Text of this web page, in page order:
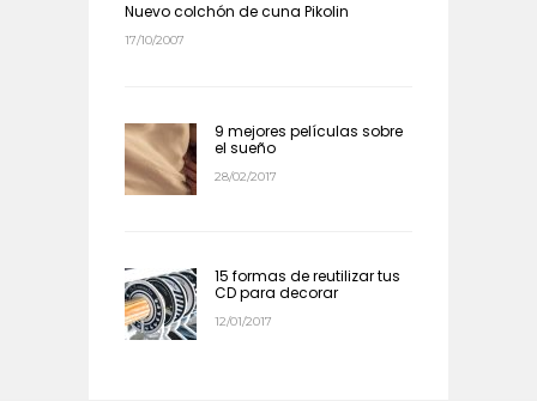
Nuevo colchón de cuna Pikolin
17/10/2007
9 mejores películas sobre
el sueño
28/02/2017
15 formas de reutilizar tus
CD para decorar
12/01/2017